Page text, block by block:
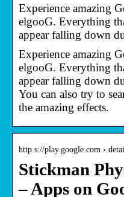
Experience amazing
elgooG. Everything
appear falling down
Experience amazing
elgooG. Everything
appear falling down
You can also try to
the amazing effects.
http s://play.google.com ›
Stickman
– Apps on